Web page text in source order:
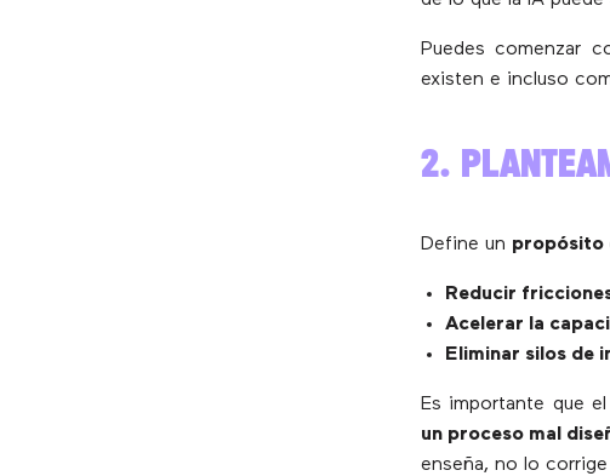
Puedes comenzar
existen e incluso
2.
Define un propósito
Reducir
Acelerar la
Eliminar silos de
Es importante que
un proceso mal
enseña, no lo